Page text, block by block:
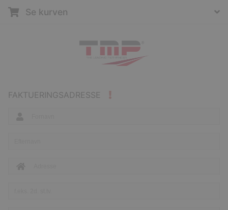
FAKTUERINGSADRESSE
Se kurven